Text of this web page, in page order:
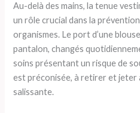
Au-delà des mains, la tenue
un rôle crucial dans la
organismes. Le port d’une
pantalon, changés
soins présentant un risque de
est préconisée, à retirer et jeter
salissante.